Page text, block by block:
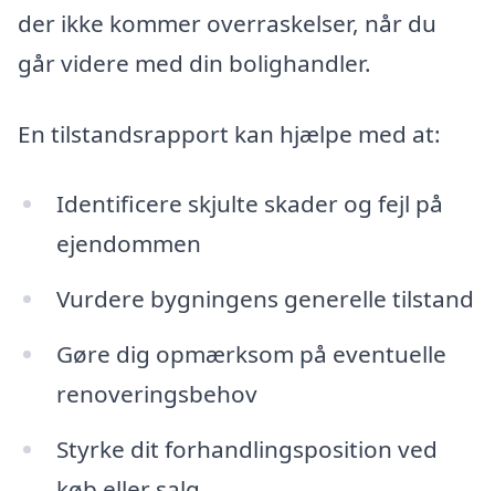
der ikke kommer overraskelser, når du
går videre med din bolighandler.
En tilstandsrapport kan hjælpe med at:
Identificere skjulte skader og fejl på
ejendommen
Vurdere bygningens generelle tilstand
Gøre dig opmærksom på eventuelle
renoveringsbehov
Styrke dit forhandlingsposition ved